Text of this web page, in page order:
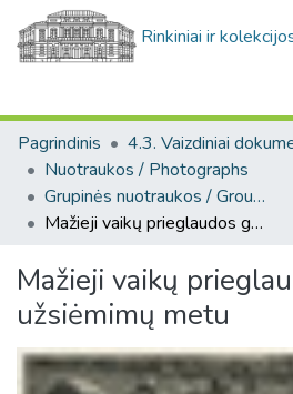
Rinkiniai ir
Pagrindinis
Nuotraukos / Photographs
Grupinės nuotraukos / Group photos
Mažieji vaikų prieglaudos gyventojai užsiėmimų metu
Mažieji vaikų
užsiėmimų metu